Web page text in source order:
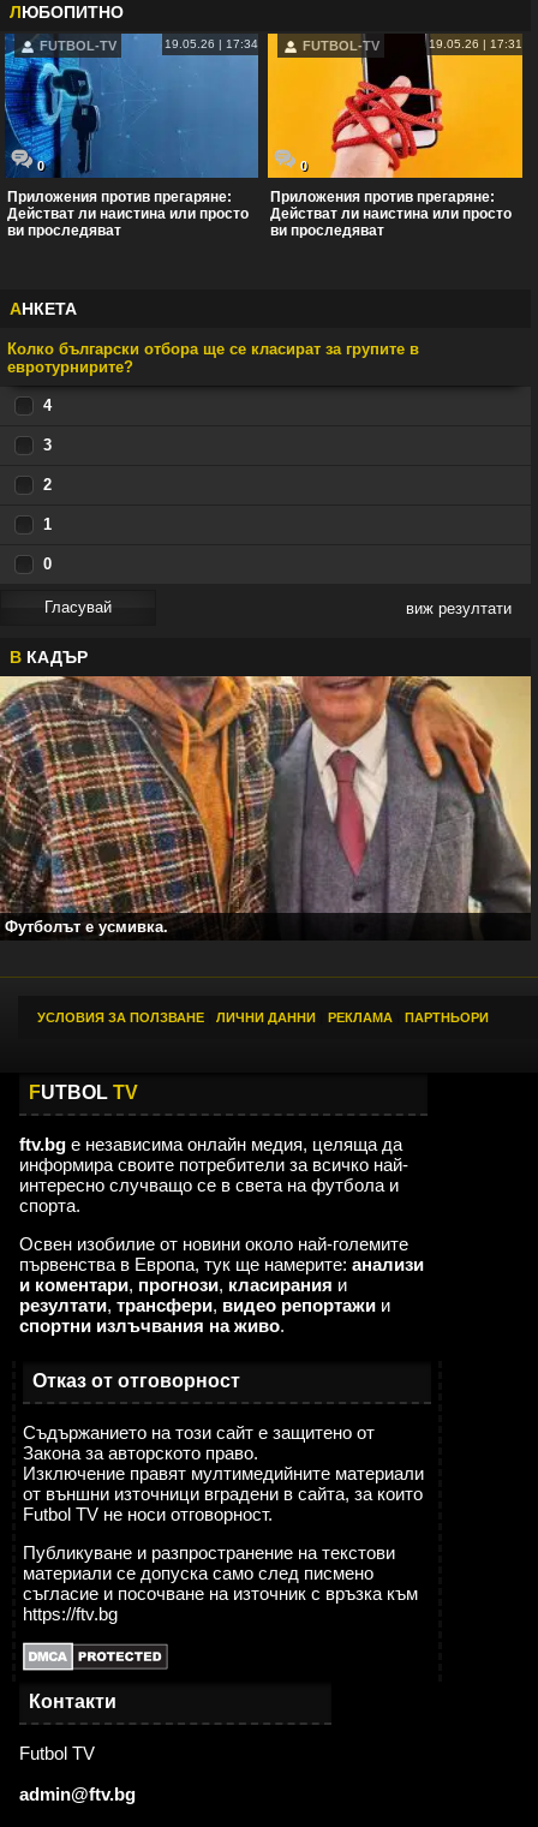
ЛЮБОПИТНО
FUTBOL-TV 19.05.26 | 17:34
0
Приложения против прегаряне:
Действат ли наистина или просто
ви проследяват
FUTBOL-TV 19.05.26 | 17:31
0
Приложения против прегаряне:
Действат ли наистина или просто
ви проследяват
АНКЕТА
Колко български отбора ще се класират за групите в
евротурнирите?
4
3
2
1
0
виж резултати
В КАДЪР
Футболът е усмивка.
УСЛОВИЯ ЗА ПОЛЗВАНЕ ЛИЧНИ ДАННИ РЕКЛАМА ПАРТНЬОРИ
FUTBOL TV
ftv.bg е независима онлайн медия, целяща да
информира своите потребители за всичко най-
интересно случващо се в света на футбола и
спорта.
Освен изобилие от новини около най-големите
първенства в Европа, тук ще намерите: анализи
и коментари, прогнози, класирания и
резултати, трансфери, видео репортажи и
спортни излъчвания на живо.
Отказ от отговорност
Съдържанието на този сайт е защитено от
Закона за авторското право.
Изключение правят мултимедийните материали
от външни източници вградени в сайта, за които
Futbol TV не носи отговорност.
Публикуване и разпространение на текстови
материали се допуска само след писмено
съгласие и посочване на източник с връзка към
https://ftv.bg
Контакти
Futbol TV
admin@ftv.bg